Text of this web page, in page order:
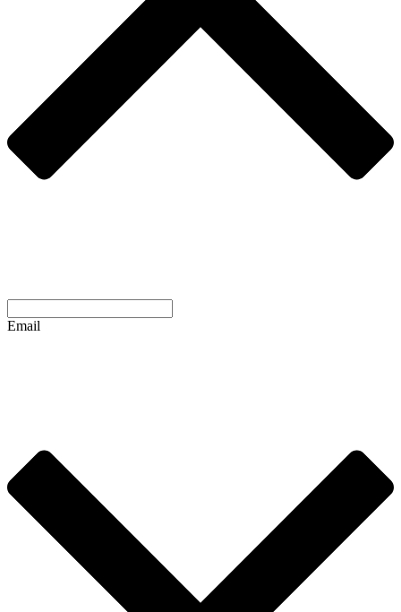
Email